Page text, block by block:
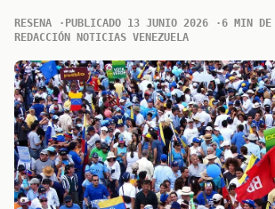
RESENA PUBLICADO 13 JUNIO 2026
6 MIN DE
REDACCIÓN NOTICIAS VENEZUELA